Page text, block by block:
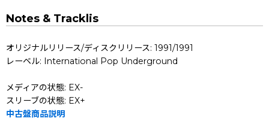
Notes & Tracklis
オリジナルリリース/ディスクリリース: 1991/1991
レーベル: International Pop Underground
メディアの状態: EX-
スリーブの状態: EX+
中古盤商品説明